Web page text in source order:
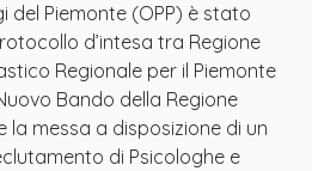
del Piemonte (OPP) è stato
d’intesa tra Regione
Regionale per il Piemonte
Bando della Regione
la messa a disposizione di un
di Psicologhe e